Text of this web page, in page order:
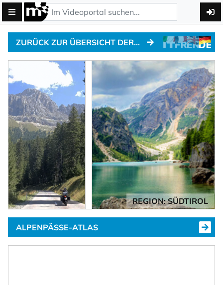
ZURÜCK ZUR ÜBERSICHT DER ALPENPÄSSE
REGION: SÜDTIROL
ALPENPÄSSE-ATLAS